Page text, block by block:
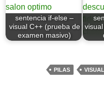
sentencia if-else –
visual C++ (prueba de
examen masivo)
PILAS